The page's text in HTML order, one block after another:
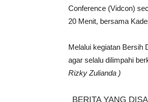
Conference (Vidcon)
20 Menit, bersama
Melalui kegiatan Bersih
agar selalu dilimpahi
Rizky Zulianda )